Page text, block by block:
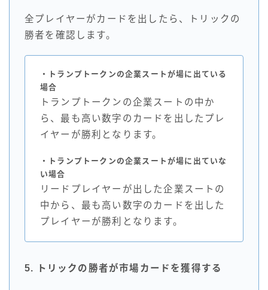
全プレイヤーがカードを出したら、トリックの
勝者を確認します。
・トランプトークンの企業スートが場に出ている
場合
トランプトークンの企業スートの中か
ら、最も高い数字のカードを出したプレ
イヤーが勝利となります。
・トランプトークンの企業スートが場に出ていな
い場合
リードプレイヤーが出した企業スートの
中から、最も高い数字のカードを出した
プレイヤーが勝利となります。
5. トリックの勝者が市場カードを獲得する